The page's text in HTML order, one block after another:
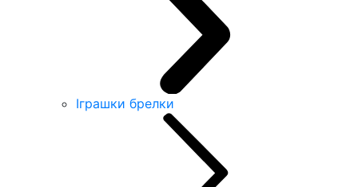
Іграшки брелки